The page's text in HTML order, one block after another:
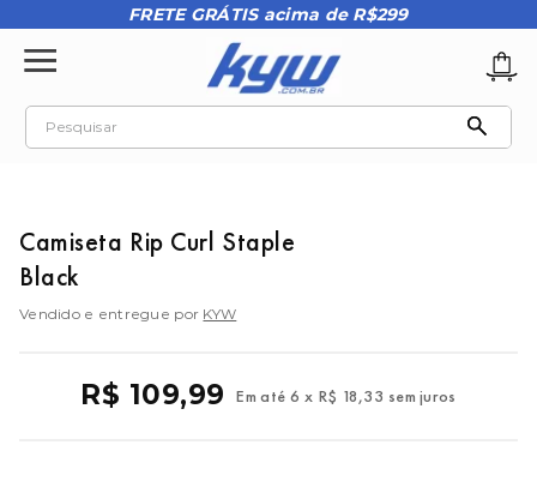
FRETE GRÁTIS acima de R$299
Pesquisar
Camiseta Rip Curl Staple
Black
Vendido e entregue por KYW
R$ 109,99 Em até 6 x R$ 18,33 sem juros
2º oakley
kenner